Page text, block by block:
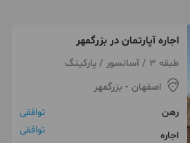
اجاره آپارتمان در بزرگمهر
طبقه 3 / آسانسور / پارکینگ
اصفهان - بزرگمهر
رهن
توافقی
اجاره
توافقی